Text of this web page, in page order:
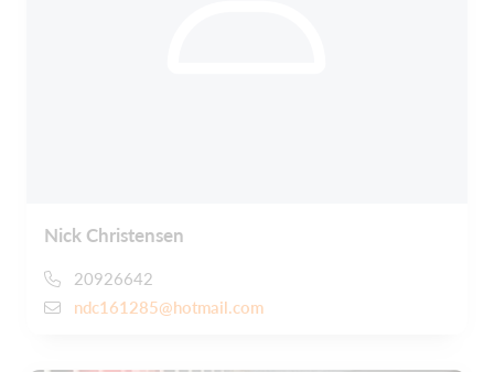
Nick Christensen
20926642
ndc161285@hotmail.com